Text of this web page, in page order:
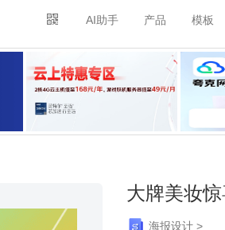
模板
产品
AI助手
大牌美妆
海报设计 >